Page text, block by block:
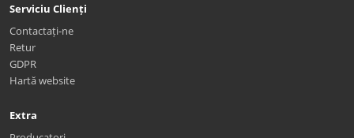
Serviciu Clienți
Contactați-ne
Retur
GDPR
Hartă website
Extra